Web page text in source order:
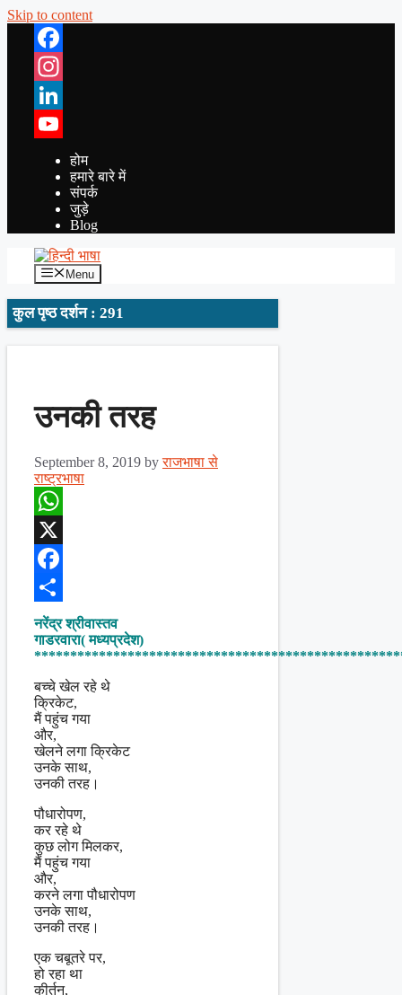
Skip to content
Facebook
Instagram
LinkedIn
YouTube
होम
हमारे बारे में
संपर्क
जुड़े
Blog
Menu
कुल पृष्ठ दर्शन : 291
उनकी तरह
September 8, 2019 byराजभाषा से
राष्ट्रभाषा
WhatsApp
X
Facebook
Share
नरेंद्र श्रीवास्तव
गाडरवारा( मध्यप्रदेश)
बच्चे खेल रहे थे
क्रिकेट,
मैं पहुंच गया
और,
खेलने लगा क्रिकेट
उनके साथ,
उनकी तरह।
पौधारोपण,
कर रहे थे
कुछ लोग मिलकर,
मैं पहुंच गया
और,
करने लगा पौधारोपण
उनके साथ,
उनकी तरह।
एक चबूतरे पर,
हो रहा था
कीर्तन,